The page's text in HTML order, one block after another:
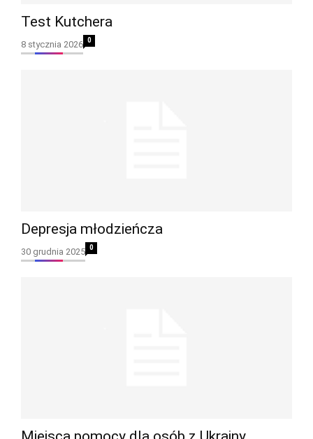
Test Kutchera
8 stycznia 2026 0
Depresja młodzieńcza
30 grudnia 2025 0